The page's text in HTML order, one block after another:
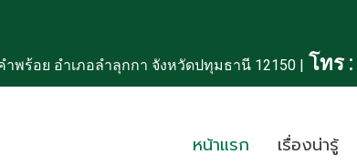
ร้อย อำเภอลำลุกกา จังหวัดปทุมธานี 12150 | โทร :
หน้าแรก เรื่องน่ารู้